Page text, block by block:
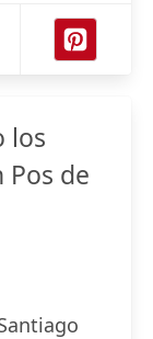
los
Pos de